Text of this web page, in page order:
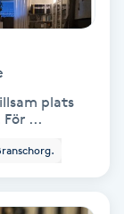
för återhämtning, balans och energi. För ...